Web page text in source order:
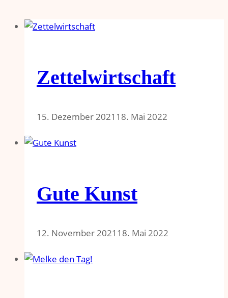
Zettelwirtschaft
15. Dezember 2021 18. Mai 2022
Gute Kunst
12. November 2021 18. Mai 2022